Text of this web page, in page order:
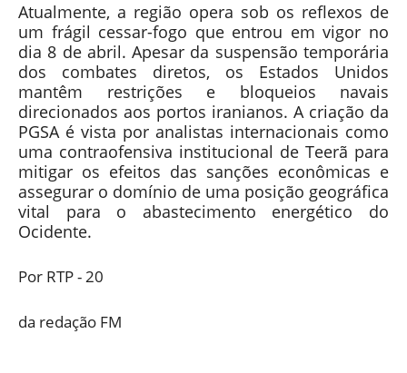
Atualmente, a região opera sob os reflexos de
um frágil cessar-fogo que entrou em vigor no
dia 8 de abril. Apesar da suspensão temporária
dos combates diretos, os Estados Unidos
mantêm restrições e bloqueios navais
direcionados aos portos iranianos. A criação da
PGSA é vista por analistas internacionais como
uma contraofensiva institucional de Teerã para
mitigar os efeitos das sanções econômicas e
assegurar o domínio de uma posição geográfica
vital para o abastecimento energético do
Ocidente.
Por RTP - 20
da redação FM